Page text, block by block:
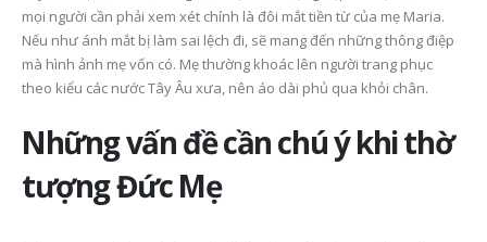
mọi người cần phải xem xét chính là đôi mắt tiền từ của mẹ Maria.
Nếu như ánh mắt bị làm sai lệch đi, sẽ mang đến những thông điệp
mà hình ảnh mẹ vốn có. Mẹ thường khoác lên người trang phục
theo kiểu các nước Tây Âu xưa, nên áo dài phủ qua khỏi chân.
Những vấn đề cần chú ý khi thờ
tượng Đức Mẹ